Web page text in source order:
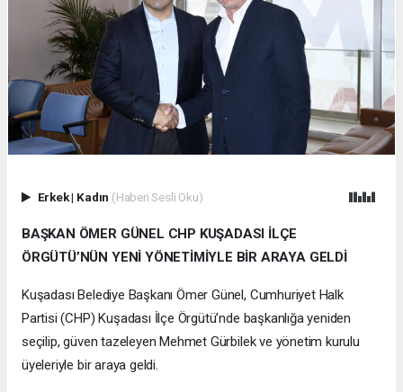
Erkek| Kadın (Haberi Sesli Oku)
BAŞKAN ÖMER GÜNEL CHP KUŞADASI İLÇE
ÖRGÜTÜ’NÜN YENİ YÖNETİMİYLE BİR ARAYA GELDİ
Kuşadası Belediye Başkanı Ömer Günel, Cumhuriyet Halk
Partisi (CHP) Kuşadası İlçe Örgütü’nde başkanlığa yeniden
seçilip, güven tazeleyen Mehmet Gürbilek ve yönetim kurulu
üyeleriyle bir araya geldi.